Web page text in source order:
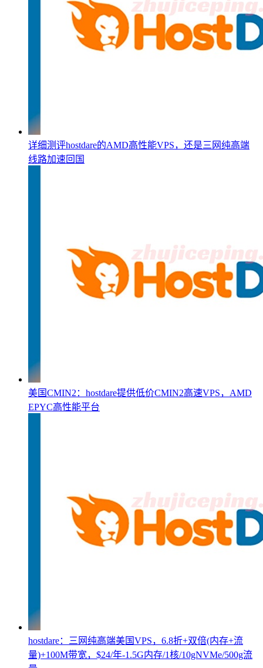
详细测评hostdare的AMD高性能VPS，还是三网纯高端
线路加速回国
美国CMIN2：hostdare提供低价CMIN2高速VPS，AMD
EPYC高性能平台
hostdare：三网纯高端美国VPS，6.8折+双倍(内存+流
量)+100M带宽，$24/年-1.5G内存/1核/10gNVMe/500g流